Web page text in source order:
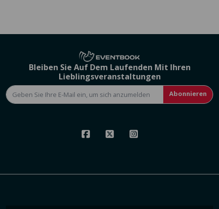
Bleiben Sie Auf Dem Laufenden Mit Ihren
Lieblingsveranstaltungen
Abonnieren